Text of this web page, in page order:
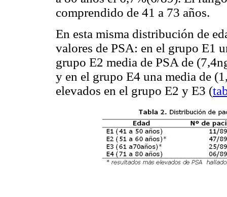
comprendido de 41 a 73 años.
En esta misma distribución de
valores de PSA: en el grupo E1
grupo E2 media de PSA de
y en el grupo E4 una media de
elevados en el grupo E2 y E3 (